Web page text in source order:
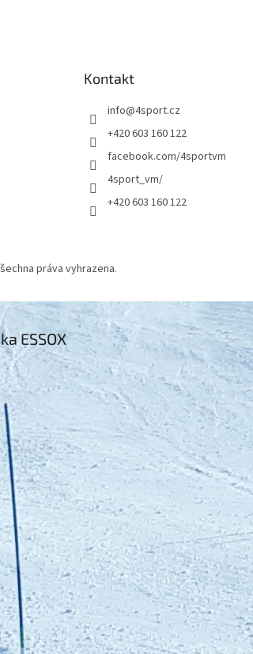
Kontakt
info@4sport.cz
+420 603 160 122
facebook.com/4sportvm
4sport_vm/
+420 603 160 122
práva vyhrazena.
ESSOX